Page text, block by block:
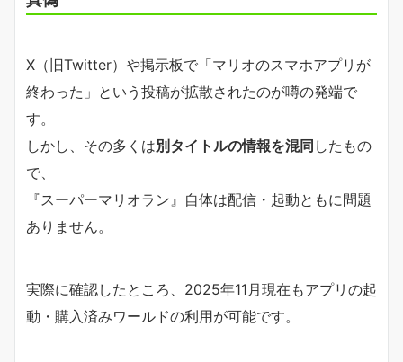
X（旧Twitter）や掲示板で「マリオのスマホアプリが
終わった」という投稿が拡散されたのが噂の発端で
す。
しかし、その多くは別タイトルの情報を混同 したもの
で、
『スーパーマリオラン』自体は配信・起動ともに問題
ありません。
実際に確認したところ、2025年11月現在もアプリの起
動・購入済みワールドの利用が可能です。